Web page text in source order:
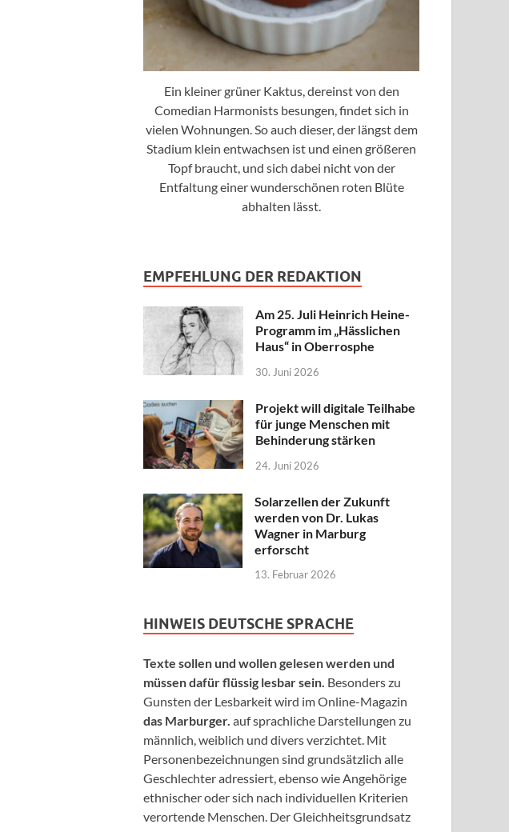
Ein kleiner grüner Kaktus, dereinst von den
Comedian Harmonists besungen, findet sich in
vielen Wohnungen. So auch dieser, der längst dem
Stadium klein entwachsen ist und einen größeren
Topf braucht, und sich dabei nicht von der
Entfaltung einer wunderschönen roten Blüte
abhalten lässt.
EMPFEHLUNG DER REDAKTION
Am 25. Juli Heinrich Heine-
Programm im „Hässlichen
Haus“ in Oberrosphe
30. Juni 2026
Projekt will digitale Teilhabe
für junge Menschen mit
Behinderung stärken
24. Juni 2026
Solarzellen der Zukunft
werden von Dr. Lukas
Wagner in Marburg
erforscht
13. Februar 2026
HINWEIS DEUTSCHE SPRACHE
Texte sollen und wollen gelesen werden und
müssen dafür flüssig lesbar sein. Besonders zu
Gunsten der Lesbarkeit wird im Online-Magazin
das Marburger. auf sprachliche Darstellungen zu
männlich, weiblich und divers verzichtet. Mit
Personenbezeichnungen sind grundsätzlich alle
Geschlechter adressiert, ebenso wie Angehörige
ethnischer oder sich nach individuellen Kriterien
verortende Menschen. Der Gleichheitsgrundsatz